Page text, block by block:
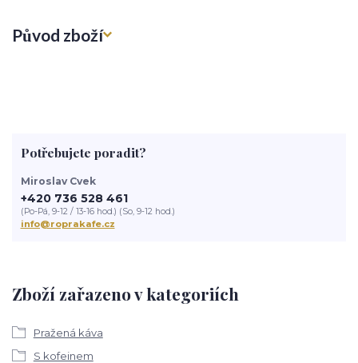
Původ zboží
Zboží zařazeno v kategoriích
Pražená káva
S kofeinem
Potřebujete poradit?
Miroslav Cvek
+420 736 528 461
(Po-Pá, 9-12 / 13-16 hod.) (So, 9-12 hod.)
info@roprakafe.cz